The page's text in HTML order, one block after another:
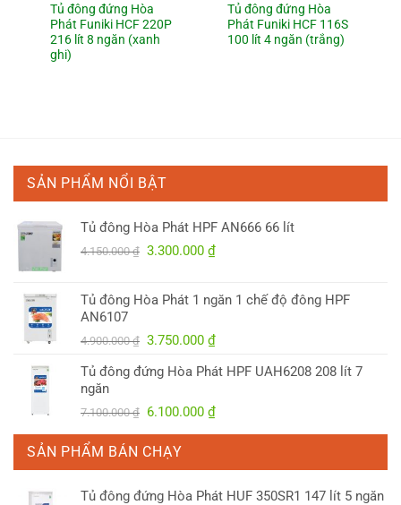
Tủ đông đứng Hòa
Phát Funiki HCF 220P
216 lít 8 ngăn (xanh
ghi)
Tủ đông đứng Hòa
Phát Funiki HCF 116S
100 lít 4 ngăn (trắng)
SẢN PHẨM NỔI BẬT
Tủ đông Hòa Phát HPF AN666 66 lít
4.150.000₫ Giá
4.150.000 ₫.
3.300.000 ₫Giá
là:
Tủ đông Hòa Phát 1 ngăn 1 chế độ đông HPF
AN6107
4.900.000₫ Giá
là:
3.750.000 ₫Giá
tại
3.750.000 ₫.
Tủ đông đứng Hòa Phát HPF UAH6208 208 lít 7
ngăn
7.100.000₫ Giá
là:
7.100.000 ₫.
6.100.000 ₫Giá
là:
SẢN PHẨM BÁN CHẠY
Tủ đông đứng Hòa Phát HUF 350SR1 147 lít 5 ngăn